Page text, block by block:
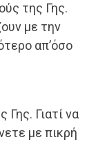
της Γης.
με την
απ’όσο
Γης. Γιατί να
με πικρή